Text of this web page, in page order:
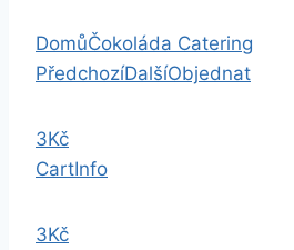
DomůČokoláda Catering
PředchozíDalšíObjednat
3Kč
CartInfo
3Kč